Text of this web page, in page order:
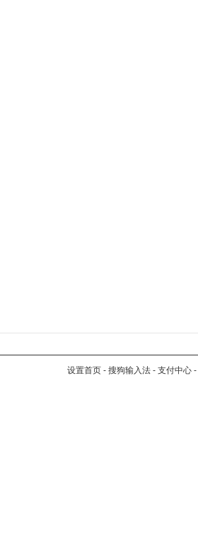
设置首页 - 搜狗输入法 - 支付中心 -